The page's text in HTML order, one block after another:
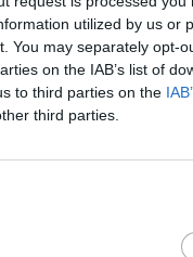
utilized by us or
You may separately opt-
on the IAB’s list of
to third parties on the
third parties.